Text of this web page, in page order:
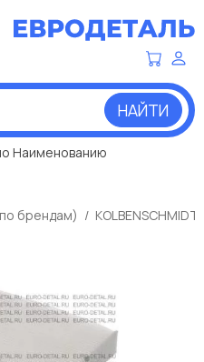
НАЙТИ
Наименованию
брендам) KOLBENSCHMIDT